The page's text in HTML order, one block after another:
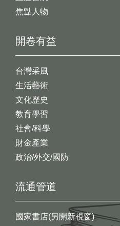
開卷有益
台灣采風
生活藝術
文化歷史
教育學習
社會/科學
財金產業
政治/外交/國防
焦點人物
流通管道
國家書店(另開新視窗)